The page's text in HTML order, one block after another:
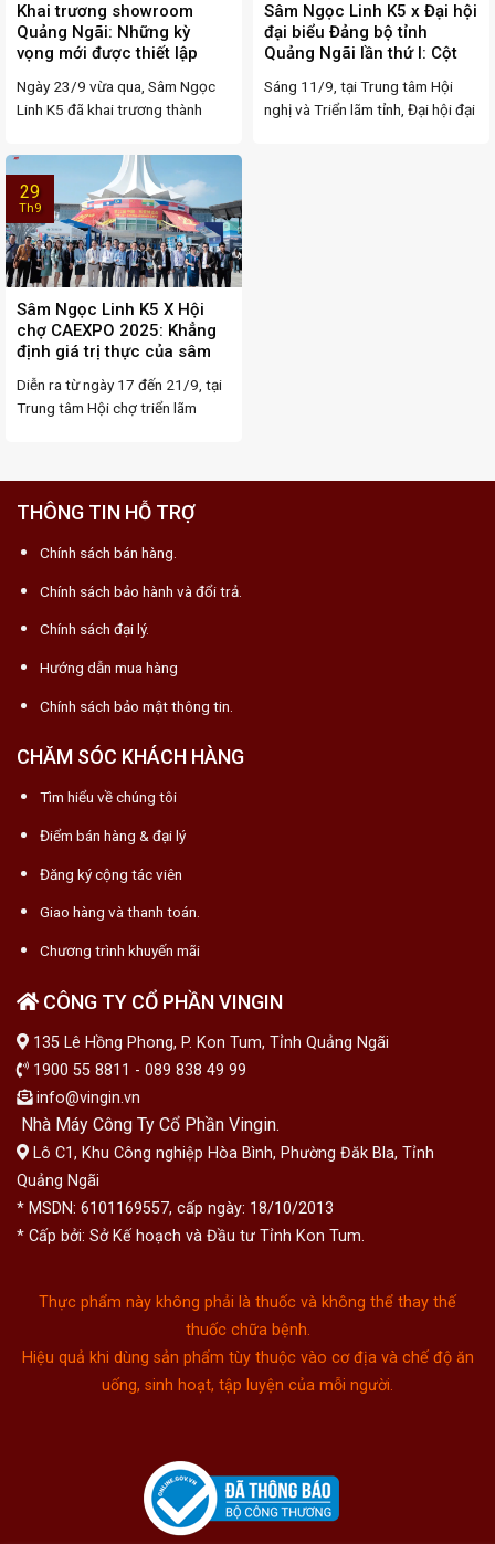
Khai trương showroom
Quảng Ngãi: Những kỳ
vọng mới được thiết lập
sức khỏe khách hàng
Ngày 23/9 vừa qua, Sâm Ngọc
Linh K5 đã khai trương thành
Sâm Ngọc Linh K5 x Đại hội
đại biểu Đảng bộ tỉnh
Quảng Ngãi lần thứ I: Cột
trong kỷ nguyên mới
Sáng 11/9, tại Trung tâm Hội
nghị và Triển lãm tỉnh, Đại hội đại
Sâm Ngọc Linh K5 X Hội
chợ CAEXPO 2025: Khẳng
định giá trị thực của sâm
Ngọc Linh trên thị trường
quốc tế
Diễn ra từ ngày 17 đến 21/9, tại
Trung tâm Hội chợ triển lãm
29
Th9
THÔNG TIN HỖ TRỢ
Chính sách bán hàng.
Chính sách bảo hành và đổi trả.
Chính sách đại lý.
Hướng dẫn mua hàng
Chính sách bảo mật thông tin.
CHĂM SÓC KHÁCH HÀNG
Tìm hiểu về chúng tôi
Điểm bán hàng & đại lý
Đăng ký cộng tác viên
Giao hàng và thanh toán.
Chương trình khuyến mãi
CÔNG TY CỔ PHẦN VINGIN
135 Lê Hồng Phong, P. Kon Tum, Tỉnh Quảng Ngãi
1900 55 8811 - 089 838 49 99
info@vingin.vn
Nhà Máy Công Ty Cổ Phần Vingin.
Lô C1, Khu Công nghiệp Hòa Bình, Phường Đăk Bla, Tỉnh
Quảng Ngãi
* MSDN: 6101169557, cấp ngày: 18/10/2013
* Cấp bởi: Sở Kế hoạch và Đầu tư Tỉnh Kon Tum.
Thực phẩm này không phải là thuốc và không thể thay thế
thuốc chữa bệnh.
Hiệu quả khi dùng sản phẩm tùy thuộc vào cơ địa và chế độ ăn
uống, sinh hoạt, tập luyện của mỗi người.